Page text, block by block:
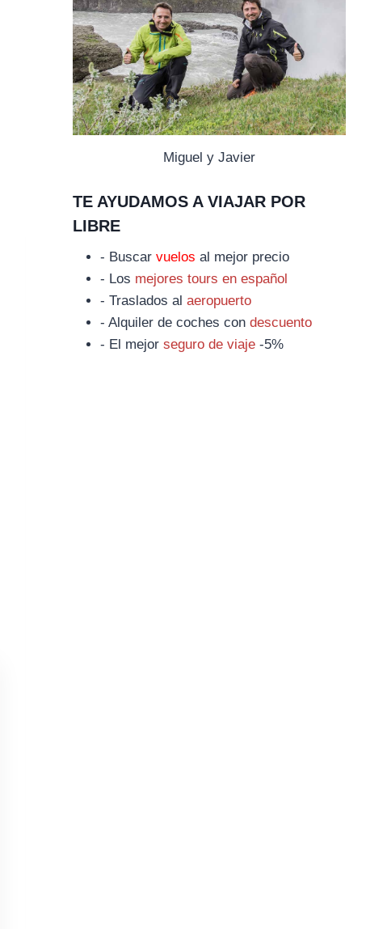
Miguel y Javier
TE AYUDAMOS A VIAJAR POR
LIBRE
- Buscarvuelos al mejor precio
- Los mejores tours en español
- Traslados alaeropuerto
- Alquiler de coches condescuento
- El mejorseguro de viaje -5%